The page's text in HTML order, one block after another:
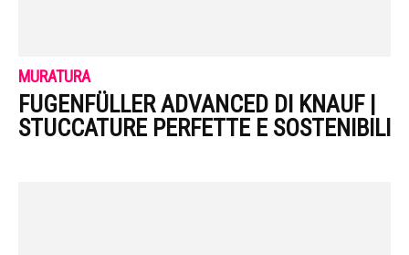
MURATURA
FUGENFÜLLER ADVANCED DI KNAUF |
STUCCATURE PERFETTE E SOSTENIBILI